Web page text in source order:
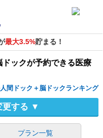
最大3.5%貯まる！
ドックが予約できる医療
間ドック＋脳ドックランキング
更する ▼
プラン一覧